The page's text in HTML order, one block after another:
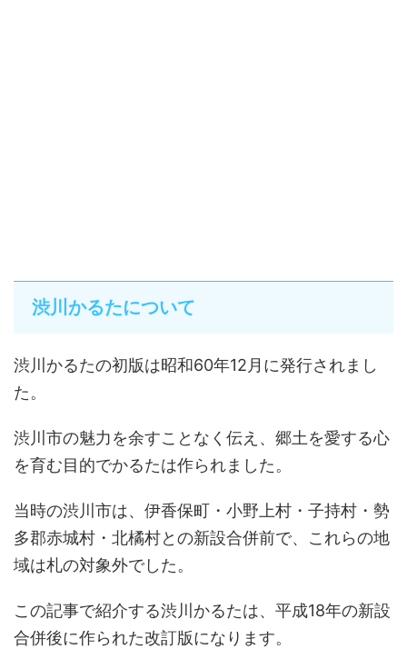
渋川かるたについて
渋川かるたの初版は昭和60年12月に発行されまし
た。
渋川市の魅力を余すことなく伝え、郷土を愛する心
を育む目的でかるたは作られました。
当時の渋川市は、伊香保町・小野上村・子持村・勢
多郡赤城村・北橘村との新設合併前で、これらの地
域は札の対象外でした。
この記事で紹介する渋川かるたは、平成18年の新設
合併後に作られた改訂版になります。